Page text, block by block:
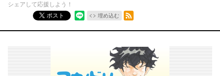
シェアして応援しよう！
ポスト
埋め込む
RSSフィード